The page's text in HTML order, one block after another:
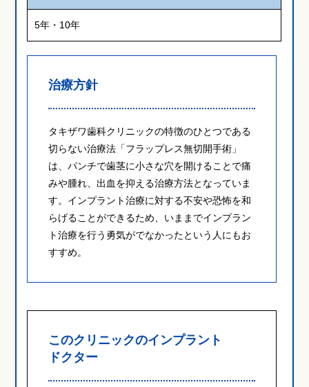
5年・10年
治療方針
タキザワ歯科クリニックの特徴のひとつである
切らない治療法「フラップレス無切開手術」
は、パンチで歯茎に小さな穴を開けることで痛
みや腫れ、出血を抑える治療方法となっていま
す。インプラント治療に対する不安や恐怖を和
らげることができるため、いままでインプラン
ト治療を行う勇気がでなかったという人にもお
すすめ。
このクリニックのインプラント
ドクター